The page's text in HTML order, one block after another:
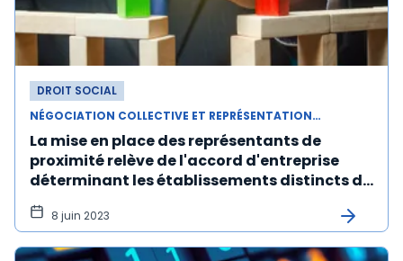
DROIT SOCIAL
NÉGOCIATION COLLECTIVE ET REPRÉSENTATION DU PERSONNEL
La mise en place des représentants de
proximité relève de l'accord d'entreprise
déterminant les établissements distincts du
CSE
8 juin 2023